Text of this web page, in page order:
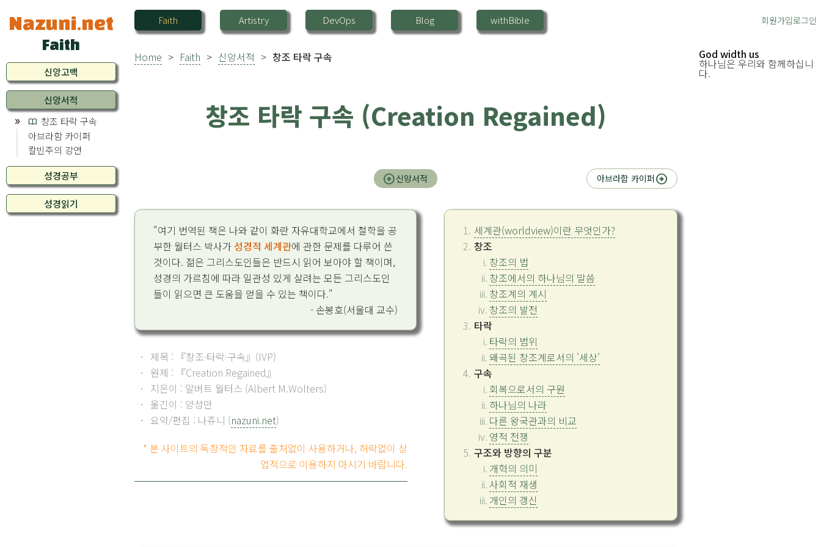
Nazuni.net Faith Artistry DevOps Blog withBible 회원가입로그인
God width us
하나님은 우리와 함께하십니
다.
Home > Faith > 신앙서적 > 창조 타락 구속
창조 타락 구속 (Creation Regained)
arrow_circle_up신앙서적 아브라함 카이퍼arrow_circle_right
"여기 번역된 책은 나와 같이 화란 자유대학교에서 철학을 공
부한 월터스 박사가 성경적 세계관에 관한 문제를 다루어 쓴
것이다. 젊은 그리스도인들은 반드시 읽어 보아야 할 책이며,
성경의 가르침에 따라 일관성 있게 살려는 모든 그리스도인
들이 읽으면 큰 도움을 얻을 수 있는 책이다."
- 손봉호(서울대 교수)
제목 : 『창조·타락·구속』(IVP)
원제 : 『Creation Regained』
지은이 : 알버트 월터스 (Albert M.Wolters)
옮긴이 : 양성만
요약/편집 : 나쥬니 (nazuni.net)
* 본 사이트의 독창적인 자료를 출처없이 사용하거나, 허락없이 상
업적으로 이용하지 마시기 바랍니다.
세계관(worldview)이란 무엇인가?
창조
창조의 법
창조에서의 하나님의 말씀
창조계의 계시
창조의 발전
타락
타락의 범위
왜곡된 창조계로서의 '세상'
구속
회복으로서의 구원
하나님의 나라
다른 왕국관과의 비교
영적 전쟁
구조와 방향의 구분
개혁의 의미
사회적 재생
개인의 갱신
Faith
신앙고백
신앙서적
import_contacts 창조 타락 구속
아브라함 카이퍼
칼빈주의 강연
성경공부
성경읽기